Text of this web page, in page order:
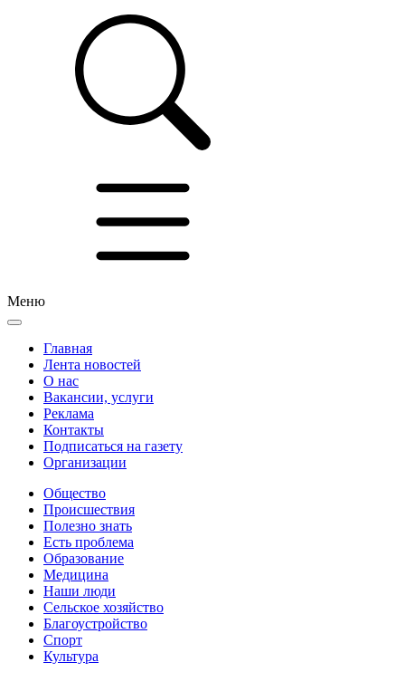
Меню
Главная
Лента новостей
О нас
Вакансии, услуги
Реклама
Контакты
Подписаться на газету
Организации
Общество
Происшествия
Полезно знать
Есть проблема
Образование
Медицина
Наши люди
Сельское хозяйство
Благоустройство
Спорт
Культура